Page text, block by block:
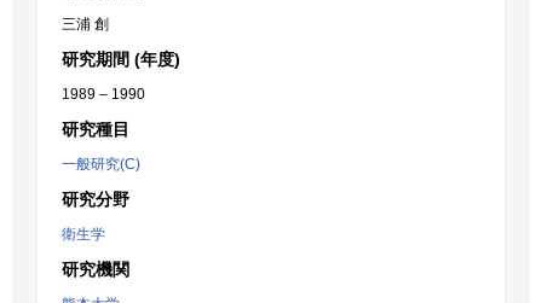
三浦 創
研究期間 (年度)
1989 – 1990
研究種目
一般研究(C)
研究分野
衛生学
研究機関